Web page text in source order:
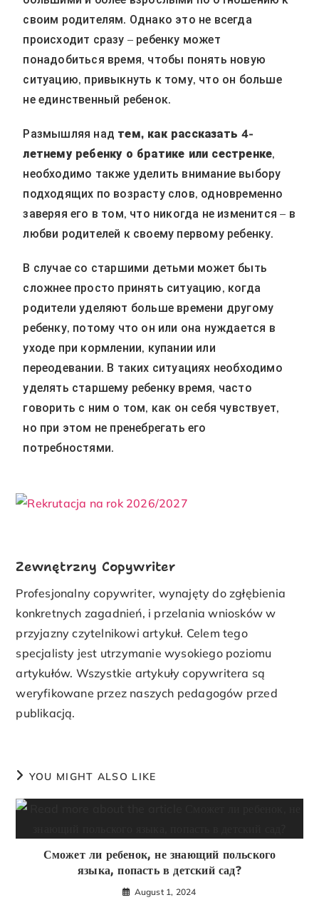
своим родителям. Однако это не всегда
происходит сразу – ребенку может
понадобиться время, чтобы понять новую
ситуацию, привыкнуть к тому, что он больше
не единственный ребенок.
Размышляя над тем, как рассказать 4-
летнему ребенку о братике или сестренке,
необходимо также уделить внимание выбору
подходящих по возрасту слов, одновременно
заверяя его в том, что никогда не изменится – в
любви родителей к своему первому ребенку.
В случае со старшими детьми может быть
сложнее просто принять ситуацию, когда
родители уделяют больше времени другому
ребенку, потому что он или она нуждается в
уходе при кормлении, купании или
переодевании. В таких ситуациях необходимо
уделять старшему ребенку время, часто
говорить с ним о том, как он себя чувствует,
но при этом не пренебрегать его
потребностями.
Zewnętrzny Copywriter
Profesjonalny copywriter, wynajęty do zgłębienia
konkretnych zagadnień, i przelania wniosków w
przyjazny czytelnikowi artykuł. Celem tego
specjalisty jest utrzymanie wysokiego poziomu
artykułów. Wszystkie artykuły copywritera są
weryfikowane przez naszych pedagogów przed
publikacją.
YOU MIGHT ALSO LIKE
Сможет ли ребенок, не знающий польского
языка, попасть в детский сад?
August 1, 2024